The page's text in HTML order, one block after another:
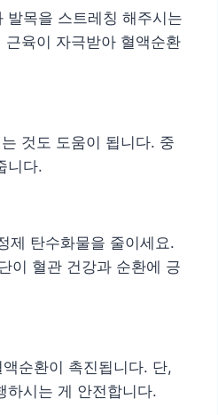
목을 스트레칭 해주시는
육이 자극받아 혈액순환
것도 도움이 됩니다. 중
니다.
제 탄수화물을 줄이세요.
이 혈관 건강과 순환에 긍
순환이 촉진됩니다. 단,
하시는 게 안전합니다.